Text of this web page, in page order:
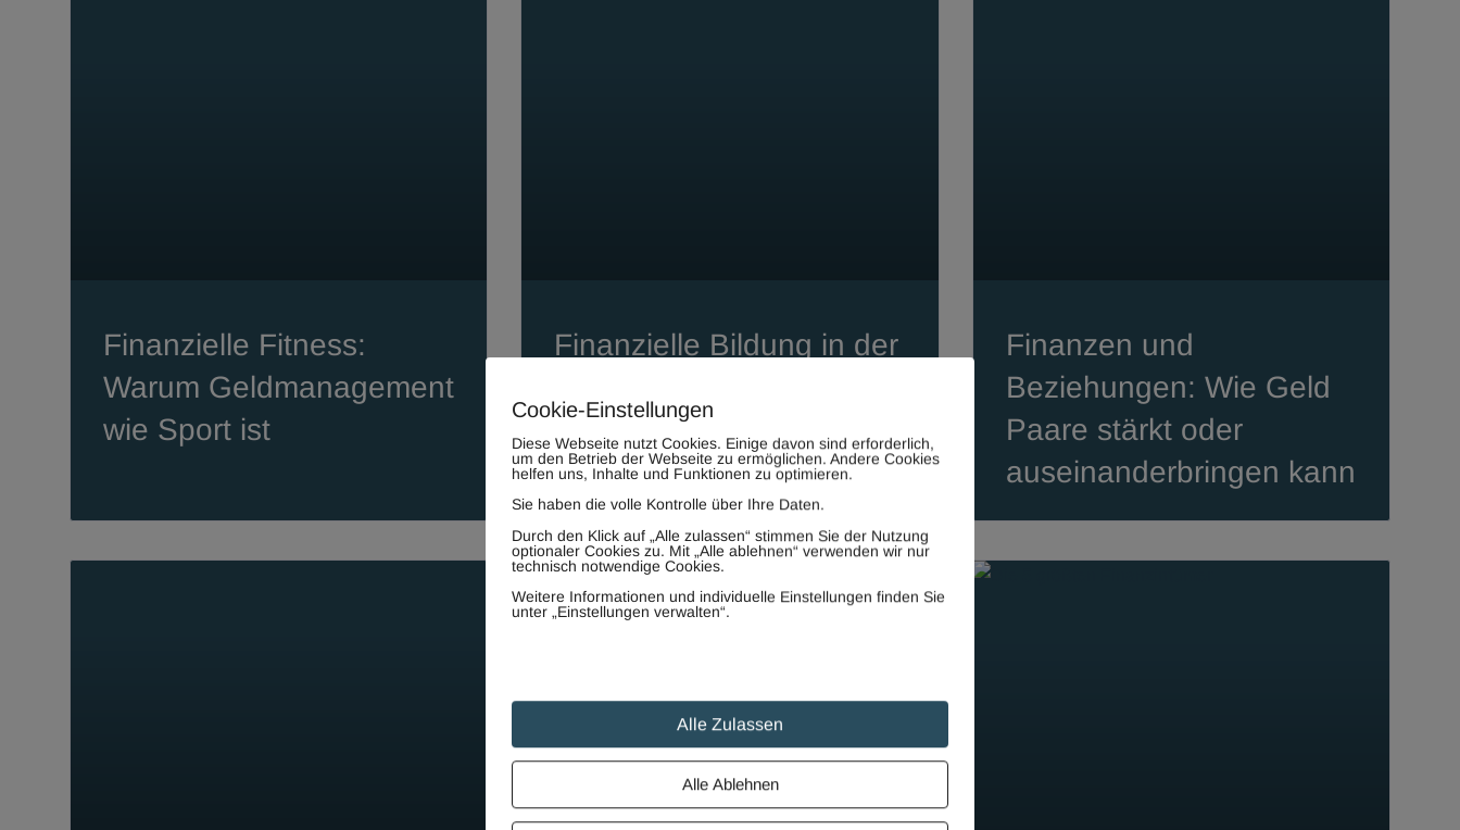
Finanzielle Fitness:
Warum Geldmanagement
wie Sport ist
Finanzielle Bildung in der
Leben wichtiger ist als
viele Unterrichtsfächer
Finanzen und
Beziehungen: Wie Geld
Paare stärkt oder
auseinanderbringen kann
Cookie-Einstellungen
Diese Webseite nutzt Cookies. Einige davon sind erforderlich,
um den Betrieb der Webseite zu ermöglichen. Andere Cookies
helfen uns, Inhalte und Funktionen zu optimieren.
Sie haben die volle Kontrolle über Ihre Daten.
Durch den Klick auf „Alle zulassen“ stimmen Sie der Nutzung
optionaler Cookies zu. Mit „Alle ablehnen“ verwenden wir nur
technisch notwendige Cookies.
Weitere Informationen und individuelle Einstellungen finden Sie
unter „Einstellungen verwalten“.
Alle Zulassen
Alle Ablehnen